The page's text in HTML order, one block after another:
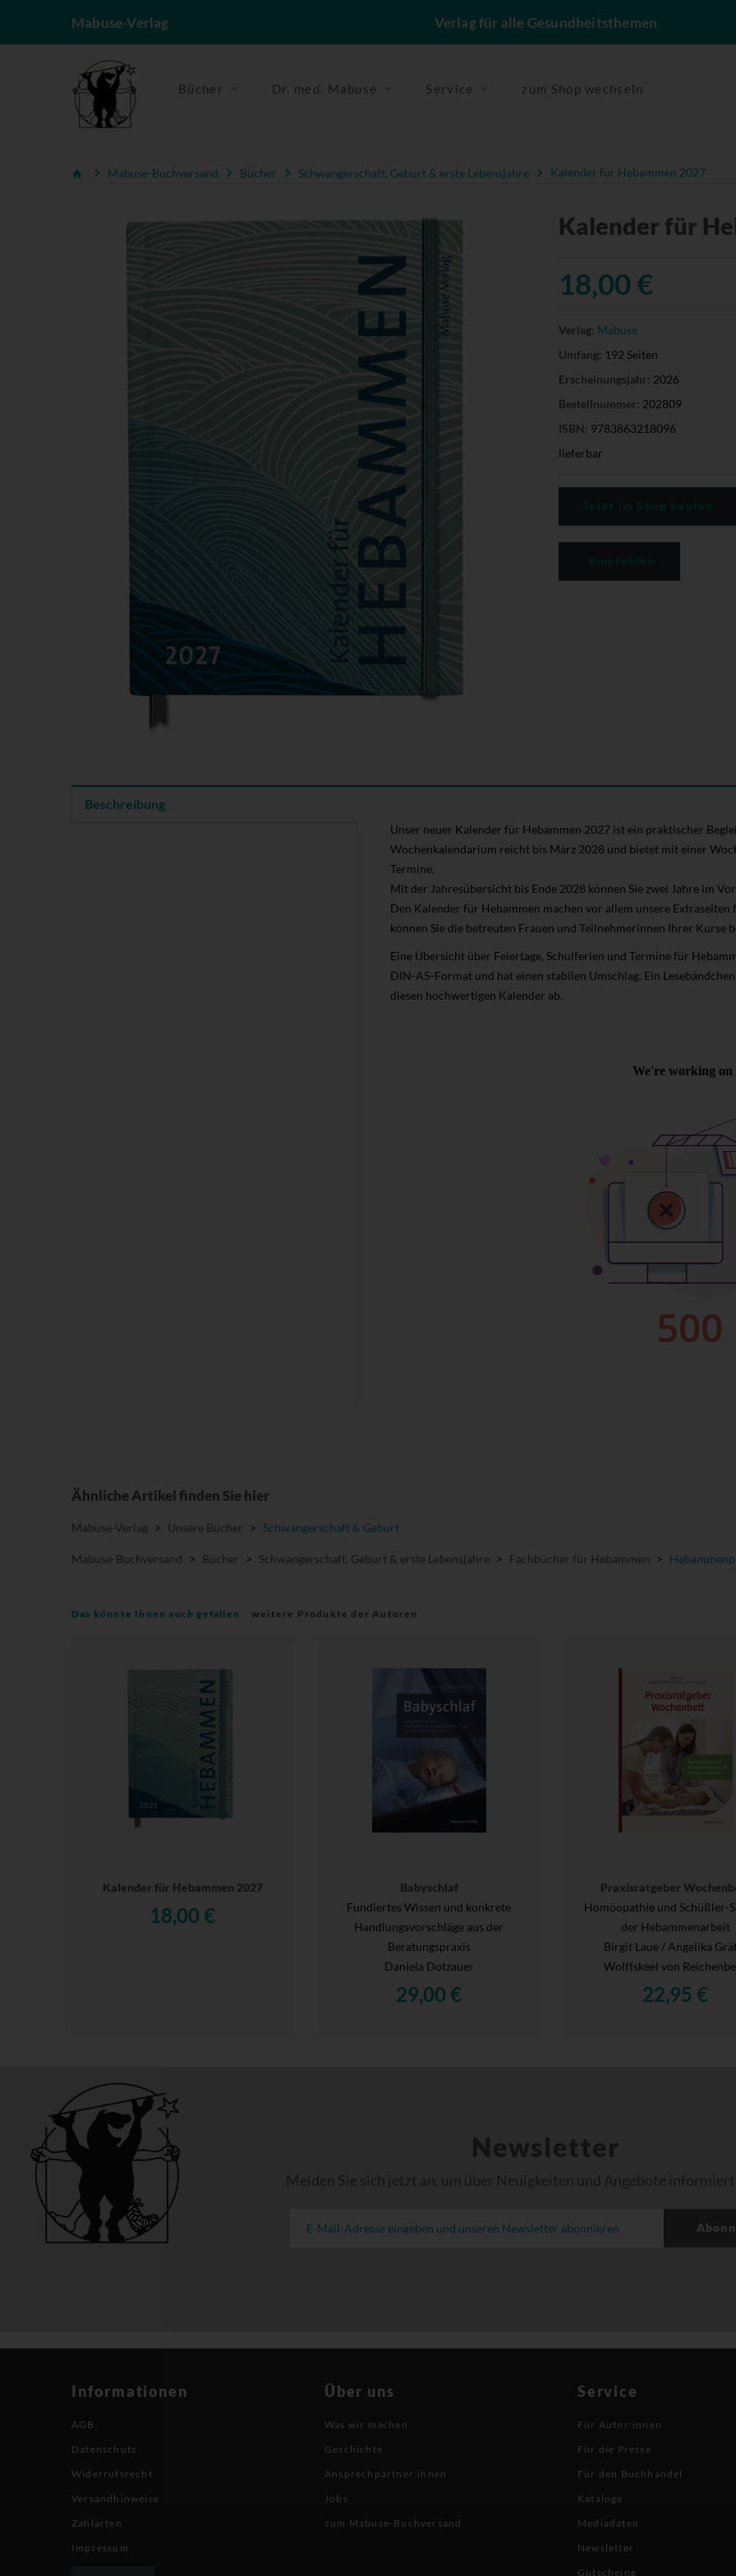
Mabuse-Verlag Verlag für alle Gesundheitsthemen
Bücher Dr. med. Mabuse Service zum Shop wechseln
Mabuse-Buchversand Bücher Schwangerschaft, Geburt & erste Lebensjahre Kalender für Hebammen 2027
Kalender für
18,00 €
Verlag: Mabuse
Umfang: 192 Seiten
Erscheinungsjahr: 2026
Bestellnummer: 202809
ISBN: 9783863218096
lieferbar
Beschreibung
Unser neuer Kalender für Hebammen 2027 ist ein praktischer
Wochenkalendarium reicht bis März 2028 und bietet mit einer
Termine.
Mit der Jahresübersicht bis Ende 2028 können Sie zwei Jahre im
Den Kalender für Hebammen machen vor allem unsere
können Sie die betreuten Frauen und Teilnehmerinnen Ihrer Kurse
Eine Übersicht über Feiertage, Schulferien und Termine für
DIN-A5-Format und hat einen stabilen Umschlag. Ein
diesen hochwertigen Kalender ab.
Ähnliche Artikel finden Sie hier
Mabuse-Verlag > Unsere Bücher > Schwangerschaft & Geburt
Mabuse-Buchversand > Bücher > Schwangerschaft, Geburt & erste Lebensjahre > Fachbücher für Hebammen >
Das könnte Ihnen auch gefallen weitere Produkte der Autoren
Kalender für Hebammen 2027
18,00 €
Babyschlaf
Fundiertes Wissen und konkrete
Handlungsvorschläge aus der
Beratungspraxis
Daniela Dotzauer
29,00 €
Praxisratgeber
Homöopathie und Schüßler-
der Hebammenarbeit
Birgit Laue / Angelika
Wolffskeel von
22,95 €
Newsletter
Melden Sie sich jetzt an, um über Neuigkeiten und Angebote
Informationen
AGB
Datenschutz
Widerrufsrecht
Versandhinweise
Zahlarten
Impressum
Über uns
Was wir machen
Geschichte
Ansprechpartner:innen
Jobs
zum Mabuse-Buchversand
Service
Für Autor:innen
Für die Presse
Für den Buchhandel
Kataloge
Mediadaten
Newsletter
Gutscheine